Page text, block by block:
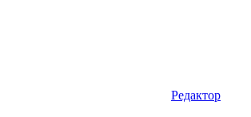
Редактор